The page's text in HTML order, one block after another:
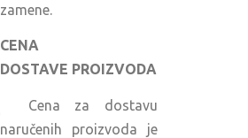
zamene.
CENA
DOSTAVE PROIZVODA
Cena za dostavu
naručenih proizvoda je